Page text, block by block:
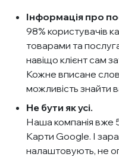
Інформація про
98% користувачів
товарами та
навіщо клієнт сам
Кожне вписане
можливість знайти
Не бути як усі.
Наша компанія вже
Карти Google. І
налаштовують, не